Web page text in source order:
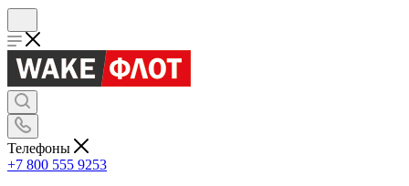
Телефоны
+7 800 555 9253